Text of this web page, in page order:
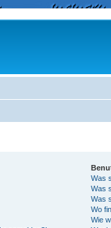
Was
Was
Was
Wo
Wie